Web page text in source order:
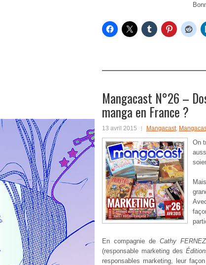
Mangacast N°26 –
manga en France ?
13 avril 2015 Mangacast,
On
En compagnie de Cathy FERNEZ
(responsable marketing des
responsables marketing, leur